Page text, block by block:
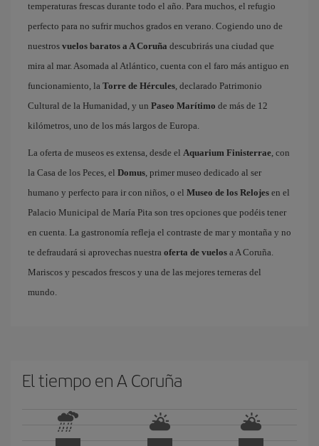
temperaturas frescas durante todo el año. Para muchos, el refugio
perfecto para no sufrir muchos grados en verano. Cogiendo uno de
nuestros vuelos baratos a A Coruña descubrirás una ciudad que
mira al mar. Asomada al Atlántico, cuenta con el faro más antiguo en
funcionamiento, la Torre de Hércules, declarado Patrimonio
Cultural de la Humanidad, y un Paseo Marítimo de más de 12
kilómetros, uno de los más largos de Europa.
La oferta de museos es extensa, desde el Aquarium Finisterrae, con
la Casa de los Peces, el Domus, primer museo dedicado al ser
humano y perfecto para ir con niños, o el Museo de los Relojes en el
Palacio Municipal de María Pita son tres opciones que podéis tener
en cuenta. La gastronomía refleja el contraste de mar y montaña y no
te defraudará si aprovechas nuestra oferta de vuelos a A Coruña.
Mariscos y pescados frescos y una de las mejores terneras del
mundo.
El tiempo en A Coruña